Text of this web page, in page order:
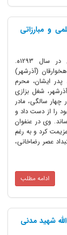
و مبارزاتی
شهیدآیت الله مدنی در سال 1293ه.
(آذرشهر)
ایشان، محرم
شغل بزازی
سالگی، مادر
را از دست داد و
وی در عنفوان
کرد و به رغم
عصر رضاخانی،
ادامه مطلب
شهید مدنی